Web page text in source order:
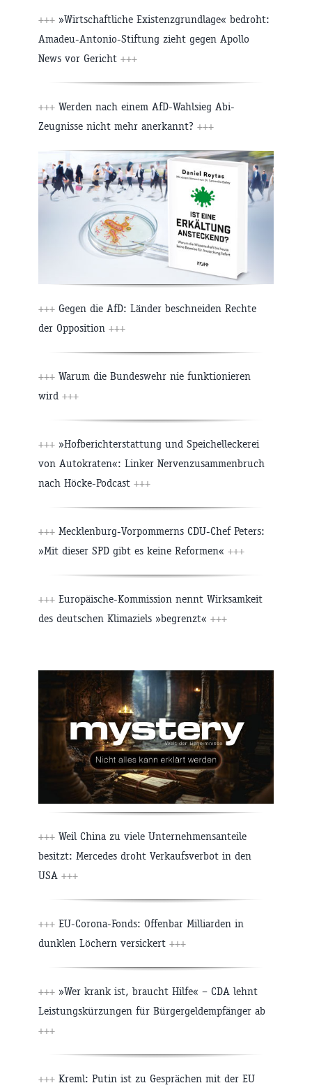
+++ »Wirtschaftliche Existenzgrundlage« bedroht:
Amadeu-Antonio-Stiftung zieht gegen Apollo
News vor Gericht +++
+++ Werden nach einem AfD-Wahlsieg Abi-
Zeugnisse nicht mehr anerkannt? +++
+++ Gegen die AfD: Länder beschneiden Rechte
der Opposition +++
+++ Warum die Bundeswehr nie funktionieren
wird +++
+++ »Hofberichterstattung und Speichelleckerei
von Autokraten«: Linker Nervenzusammenbruch
nach Höcke-Podcast +++
+++ Mecklenburg-Vorpommerns CDU-Chef Peters:
»Mit dieser SPD gibt es keine Reformen« +++
+++ Europäische-Kommission nennt Wirksamkeit
des deutschen Klimaziels »begrenzt« +++
+++ Weil China zu viele Unternehmensanteile
besitzt: Mercedes droht Verkaufsverbot in den
USA +++
+++ EU-Corona-Fonds: Offenbar Milliarden in
dunklen Löchern versickert +++
+++ »Wer krank ist, braucht Hilfe« – CDA lehnt
Leistungskürzungen für Bürgergeldempfänger ab
+++
+++ Kreml: Putin ist zu Gesprächen mit der EU